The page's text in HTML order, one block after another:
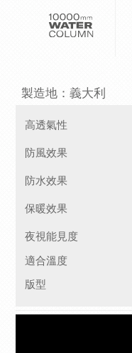
製造地：義大利
高透氣性
防風效果
防水效果
保暖效果
夜視能見度
適合溫度
版型